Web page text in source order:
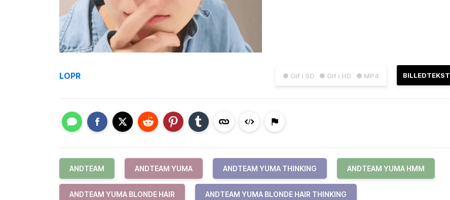
● Gif i SD ● Gif i HD ● MP4 BILLEDTEKST
LOPR
ANDTEAM ANDTEAM YUMA ANDTEAM YUMA THINKING ANDTEAM YUMA HMM
ANDTEAM YUMA BLONDE HAIR ANDTEAM YUMA BLONDE HAIR THINKING